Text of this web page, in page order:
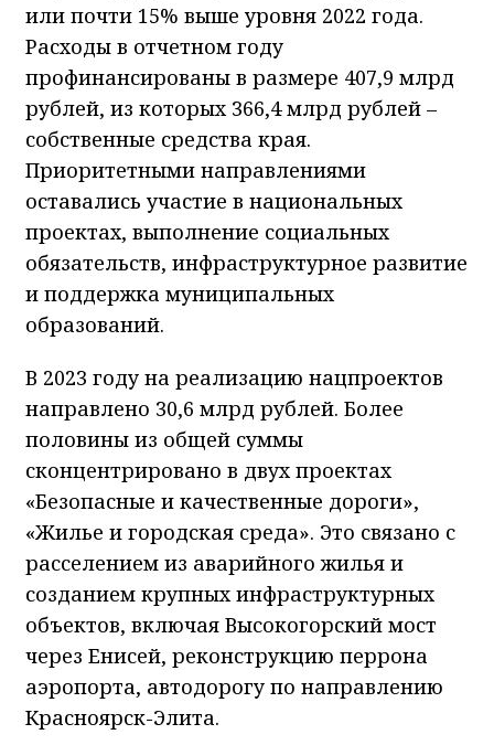
или почти 15% выше уровня 2022 года.
Расходы в отчетном году
профинансированы в размере 407,9 млрд
рублей, из которых 366,4 млрд рублей –
собственные средства края.
Приоритетными направлениями
оставались участие в национальных
проектах, выполнение социальных
обязательств, инфраструктурное развитие
и поддержка муниципальных
образований.
В 2023 году на реализацию нацпроектов
направлено 30,6 млрд рублей. Более
половины из общей суммы
сконцентрировано в двух проектах
«Безопасные и качественные дороги»,
«Жилье и городская среда». Это связано с
расселением из аварийного жилья и
созданием крупных инфраструктурных
объектов, включая Высокогорский мост
через Енисей, реконструкцию перрона
аэропорта, автодорогу по направлению
Красноярск-Элита.